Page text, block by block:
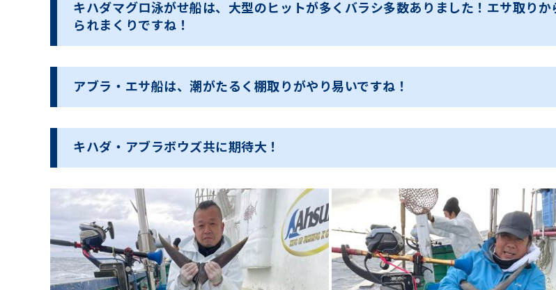
キハダマグロ泳がせ船は、大型のヒットが多くバラシ多数ありました！エサ取りか
られまくりですね！
アブラ・エサ船は、潮がたるく棚取りがやり易いですね！
キハダ・アブラボウズ共に期待大！